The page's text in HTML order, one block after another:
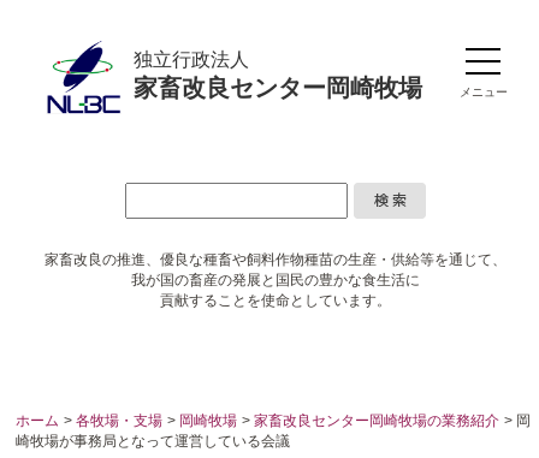
独立行政法人
家畜改良センター岡崎牧場 メニュー
家畜改良の推進、優良な種畜や飼料作物種苗の生産・供給等を通じて、
我が国の畜産の発展と国民の豊かな食生活に
貢献することを使命としています。
ホーム >各牧場・支場 > 岡崎牧場 >家畜改良センター岡崎牧場の業務紹介 > 岡
崎牧場が事務局となって運営している会議